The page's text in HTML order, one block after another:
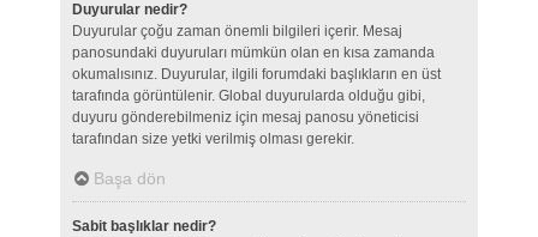
Duyurular nedir?
Duyurular çoğu zaman önemli bilgileri içerir. Mesaj
panosundaki duyuruları mümkün olan en kısa zamanda
okumalısınız. Duyurular, ilgili forumdaki başlıkların en üst
tarafında görüntülenir. Global duyurularda olduğu gibi,
duyuru gönderebilmeniz için mesaj panosu yöneticisi
tarafından size yetki verilmiş olması gerekir.
Başa dön
Sabit başlıklar nedir?